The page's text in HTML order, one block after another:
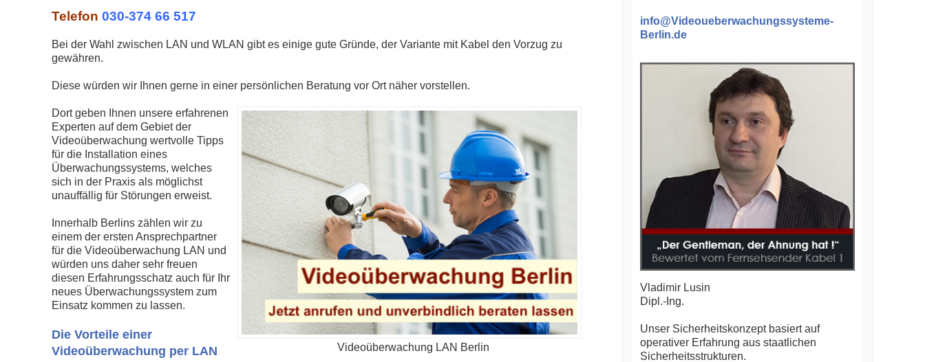
Telefon 030-374 66 517
Bei der Wahl zwischen LAN und WLAN gibt es einige gute Gründe, der Variante mit Kabel den Vorzug zu
gewähren.
Diese würden wir Ihnen gerne in einer persönlichen Beratung vor Ort näher vorstellen.
Videoüberwachung LAN Berlin
Dort geben Ihnen unsere erfahrenen
Experten auf dem Gebiet der
Videoüberwachung wertvolle Tipps
für die Installation eines
Überwachungssystems, welches
sich in der Praxis als möglichst
unauffällig für Störungen erweist.
Innerhalb Berlins zählen wir zu
einem der ersten Ansprechpartner
für die Videoüberwachung LAN und
würden uns daher sehr freuen
diesen Erfahrungsschatz auch für Ihr
neues Überwachungssystem zum
Einsatz kommen zu lassen.
Die Vorteile einer
Videoüberwachung per LAN
info@Videoueberwachungssysteme-
Berlin.de
Vladimir Lusin
Dipl.-Ing.
Unser Sicherheitskonzept basiert auf
operativer Erfahrung aus staatlichen
Sicherheitsstrukturen.